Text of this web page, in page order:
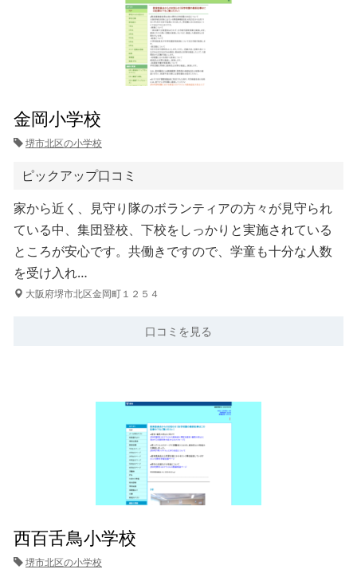
金岡小学校
堺市北区の小学校
ピックアップ口コミ
家から近く、見守り隊のボランティアの方々が見守られ
ている中、集団登校、下校をしっかりと実施されている
ところが安心です。共働きですので、学童も十分な人数
を受け入れ…
大阪府堺市北区金岡町１２５４
口コミを見る
西百舌鳥小学校
堺市北区の小学校